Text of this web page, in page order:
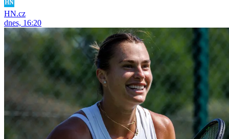
HN.cz
dnes, 16:20